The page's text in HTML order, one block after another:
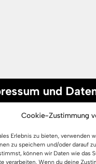
Cookie-Zustimmung
Erlebnis zu bieten, verwenden
zu speichern und/oder darauf
können wir Daten wie das
verarbeiten. Wenn du deine
und
Richtlinie (EU)